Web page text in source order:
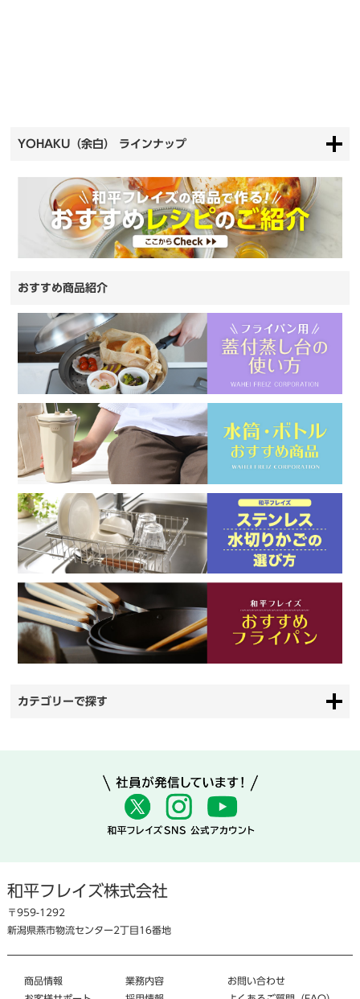
YOHAKU（余白） ラインナップ
おすすめ商品紹介
カテゴリーで探す
和平フレイズ株式会社
〒959-1292
新潟県燕市物流センター2丁目16番地
商品情報
業務内容
お問い合わせ